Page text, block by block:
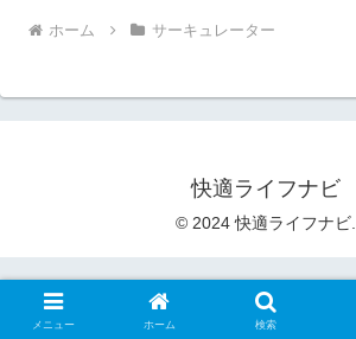
ホーム サーキュレーター
快適ライフナビ
© 2024 快適ライフナビ.
メニュー ホーム 検索